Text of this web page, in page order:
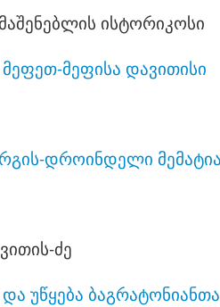
ისტორიკოსი
მეფისა დავითისი
დროინდელი
ძე
უწყება ბაგრატონიანთა